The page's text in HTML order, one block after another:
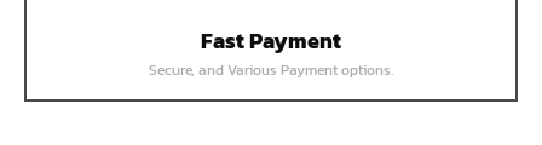
หน้าแปลนเชื่อม SUS304 JEF 20K FF
Fast Payment
Secure, and Various Payment options.